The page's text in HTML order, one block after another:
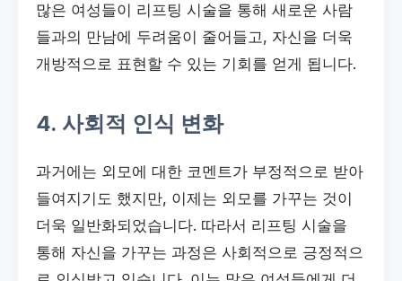
많은 여성들이 리프팅 시술을 통해 새로운 사람
들과의 만남에 두려움이 줄어들고, 자신을 더욱
개방적으로 표현할 수 있는 기회를 얻게 됩니다.
4. 사회적 인식 변화
과거에는 외모에 대한 코멘트가 부정적으로 받아
들여지기도 했지만, 이제는 외모를 가꾸는 것이
더욱 일반화되었습니다. 따라서 리프팅 시술을
통해 자신을 가꾸는 과정은 사회적으로 긍정적으